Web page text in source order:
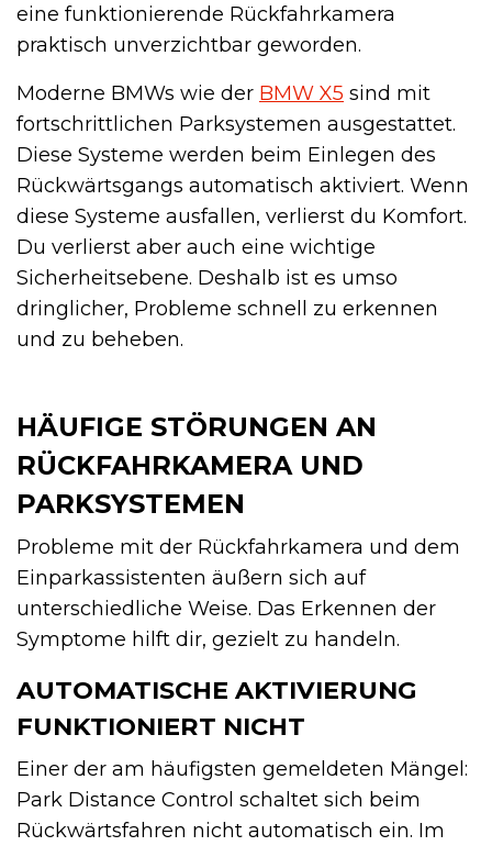
eine funktionierende Rückfahrkamera
praktisch unverzichtbar geworden.
Moderne BMWs wie der BMW X5 sind mit
fortschrittlichen Parksystemen ausgestattet.
Diese Systeme werden beim Einlegen des
Rückwärtsgangs automatisch aktiviert. Wenn
diese Systeme ausfallen, verlierst du Komfort.
Du verlierst aber auch eine wichtige
Sicherheitsebene. Deshalb ist es umso
dringlicher, Probleme schnell zu erkennen
und zu beheben.
HÄUFIGE STÖRUNGEN AN
RÜCKFAHRKAMERA UND
PARKSYSTEMEN
Probleme mit der Rückfahrkamera und dem
Einparkassistenten äußern sich auf
unterschiedliche Weise. Das Erkennen der
Symptome hilft dir, gezielt zu handeln.
AUTOMATISCHE AKTIVIERUNG
FUNKTIONIERT NICHT
Einer der am häufigsten gemeldeten Mängel:
Park Distance Control schaltet sich beim
Rückwärtsfahren nicht automatisch ein. Im